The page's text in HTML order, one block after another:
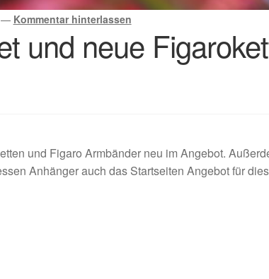
2022
— Kommentar hinterlassen
und neue
und Figaro Armbänder neu im Angebot.
Anhänger auch das Startseiten Angebot für